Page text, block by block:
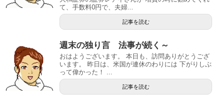
て、手数料0円で、夫婦...
記事を読む
週末の独り言 法事が続く～
おはようございます。 本日も、訪問ありがとうござ
います。 昨日は、米国が連休のわりには 下がりしぶ
って偉かった！ ...
記事を読む